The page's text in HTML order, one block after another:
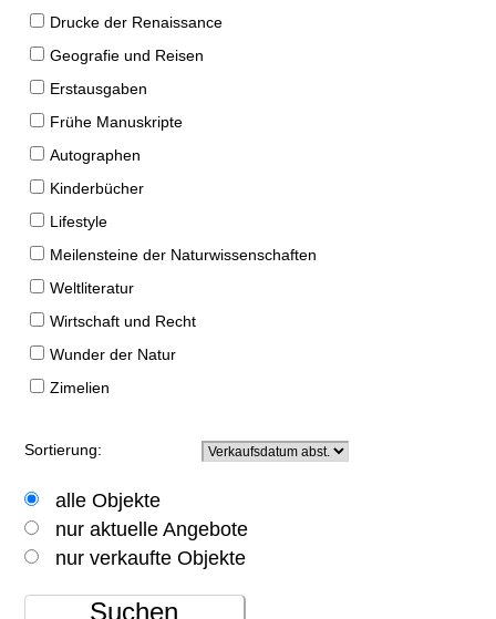
Drucke der Renaissance
Geografie und Reisen
Erstausgaben
Frühe Manuskripte
Autographen
Kinderbücher
Lifestyle
Meilensteine der Naturwissenschaften
Weltliteratur
Wirtschaft und Recht
Wunder der Natur
Zimelien
Sortierung:
alle Objekte
nur aktuelle Angebote
nur verkaufte Objekte
Suchen